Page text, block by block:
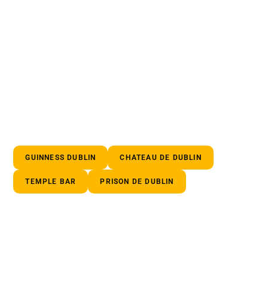
GUINNESS DUBLIN CHATEAU DE DUBLIN
TEMPLE BAR PRISON DE DUBLIN